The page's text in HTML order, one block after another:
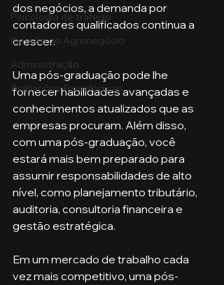
Psicologia de tráfego
Gestão do Agronegócio
Administração
Avaliações Psicológicas
dos negócios, a demanda por
contadores qualificados continua a
crescer.
Uma pós-graduação pode lhe
fornecer habilidades avançadas e
conhecimentos atualizados que as
empresas procuram. Além disso,
com uma pós-graduação, você
estará mais bem preparado para
assumir responsabilidades de alto
nível, como planejamento tributário,
auditoria, consultoria financeira e
gestão estratégica.
Em um mercado de trabalho cada
vez mais competitivo, uma pós-